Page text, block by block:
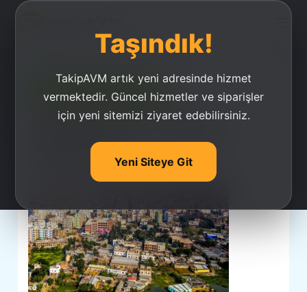
Taşındık!
TakipAVM artık yeni adresinde hizmet
vermektedir. Güncel hizmetler ve siparişler
için yeni sitemizi ziyaret edebilirsiniz.
Yeni Siteye Git
Ucuz Takipçi Satın Al
Bangladeş Takipçi
Satın Al